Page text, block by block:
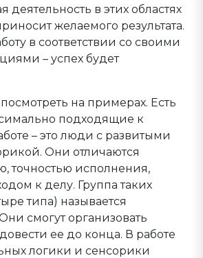
деятельность в этих областях
желаемого результата.
в соответствии со своими
– успех будет
на примерах. Есть
подходящие к
– это люди с развитыми
Они отличаются
точностью исполнения,
к делу. Группа таких
типа) называется
смогут организовать
ее до конца. В работе
логики и сенсорики